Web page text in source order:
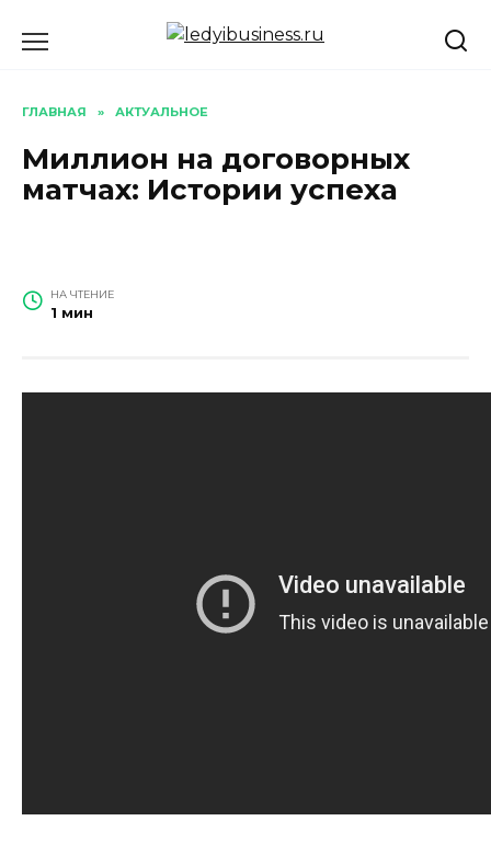
ГЛАВНАЯ » АКТУАЛЬНОЕ
Миллион на договорных
матчах: Истории успеха
НА ЧТЕНИЕ
1 мин